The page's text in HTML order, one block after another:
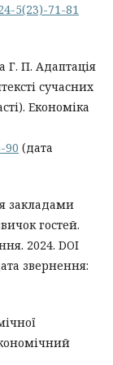
5(23)-71-81
Г. П. Адаптація
сучасних
Економіка
90 (дата
закладами
гостей.
2024. DOI
звернення: